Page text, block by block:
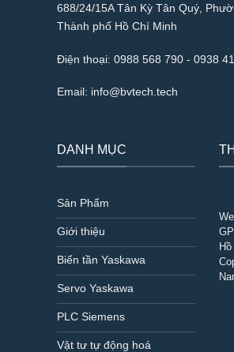
688/24/15A Tân Kỳ Tân Quý,
Thành phố Hồ Chí Minh
Điện thoại: 0988 568 790 - 0938
Email: info@bvtech.tech
DANH MỤC
Sản Phẩm
Giới thiệu
Biến tần Yaskawa
Servo Yaskawa
PLC Siemens
Vật tư tự động hoá